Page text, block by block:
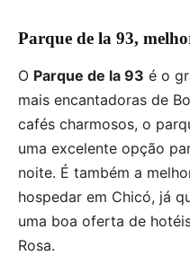
Parque de la 93,
O Parque de la 93 é o
mais encantadoras de
cafés charmosos, o
uma excelente opção
noite. É também a
hospedar em Chicó, já
uma boa oferta de
Rosa.